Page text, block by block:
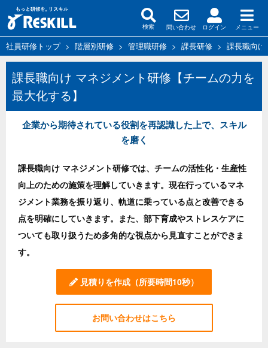
検索 問い合わせ ログイン メニュー
社員研修トップ> 階層別研修 > 管理職研修 > 課長研修 > 課長職向
課長職向け マネジメント研修【チームの力を
最大化する】
企業から期待されている役割を再認識した上で、スキル
を磨く
課長職向け マネジメント研修では、チームの活性化・生産性
向上のための施策を理解していきます。現在行っているマネ
ジメント業務を振り返り、軌道に乗っている点と改善できる
点を明確にしていきます。また、部下育成やストレスケアに
ついても取り扱うため多角的な視点から見直すことができま
す。
見積りを作成 （所要時間10秒）
お問い合わせはこちら